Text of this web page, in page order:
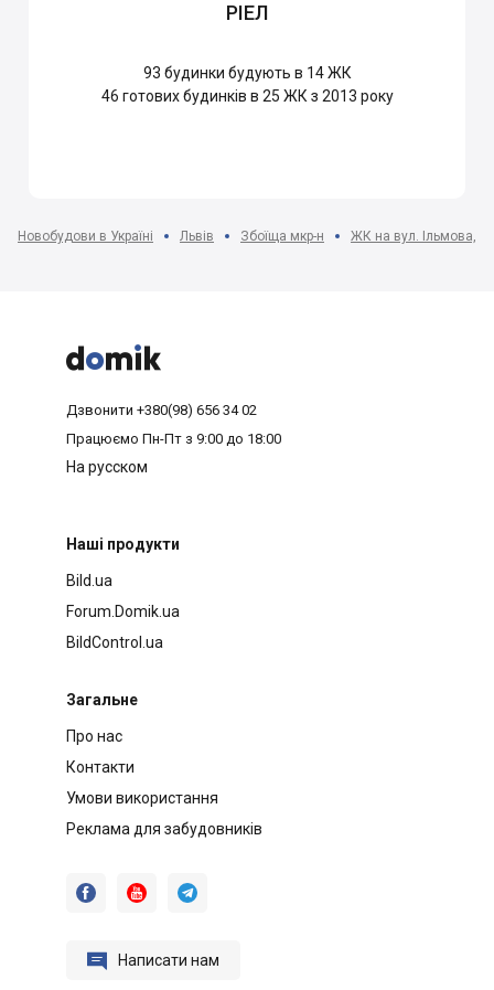
РІЕЛ
93 будинки будують в 14 ЖК
46 готових будинків в 25 ЖК з 2013 року
Новобудови в Україні Львів Збоїща мкр-н ЖК на вул. Ільмова,



Дзвонити +380(98) 656 34 02
Працюємо Пн-Пт з 9:00 до 18:00
На русском
Наші продукти
Bild.ua
Forum.Domik.ua
BildControl.ua
Загальне
Про нас
Контакти
Умови використання
Реклама для забудовників
  
 Написати нам